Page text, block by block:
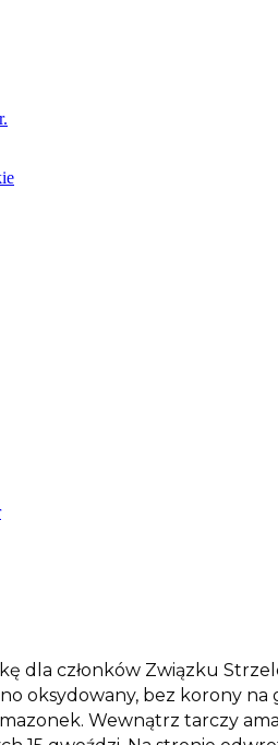
dla członków Związku
oksydowany, bez korony na
Wewnątrz tarczy